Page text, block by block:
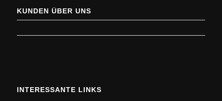
KUNDEN ÜBER UNS
INTERESSANTE LINKS